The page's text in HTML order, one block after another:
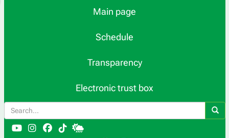
Main page
Schedule
Transparency
Electronic trust box